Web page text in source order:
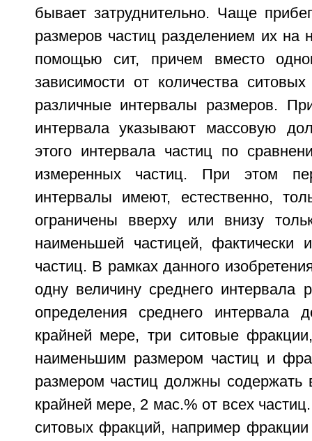
бывает затруднительно. Чаще
размеров частиц разделением их на
помощью сит, причем вместо
зависимости от количества
различные интервалы размеров.
интервала указывают массовую
этого интервала частиц по
измеренных частиц. При этом
интервалы имеют, естественно,
ограничены вверху или внизу
наименьшей частицей,
частиц. В рамках данного
одну величину среднего интервала
определения среднего интервала
крайней мере, три ситовые
наименьшим размером частиц и
размером частиц должны содержать
крайней мере, 2 мас.% от всех
ситовых фракций, например